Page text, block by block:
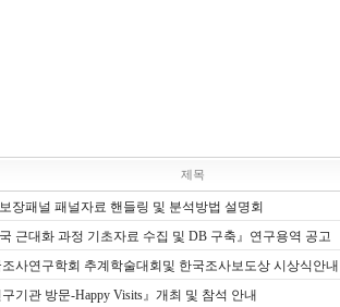
제목
장패널 패널자료 핸들링 및 분석방법 설명회
국 근대화 과정 기초자료 수집 및 DB 구축』연구용역 공고
조사연구학회 추계학술대회및 한국조사보도상 시상식안내
구기관 방문-Happy Visits』개최 및 참석 안내